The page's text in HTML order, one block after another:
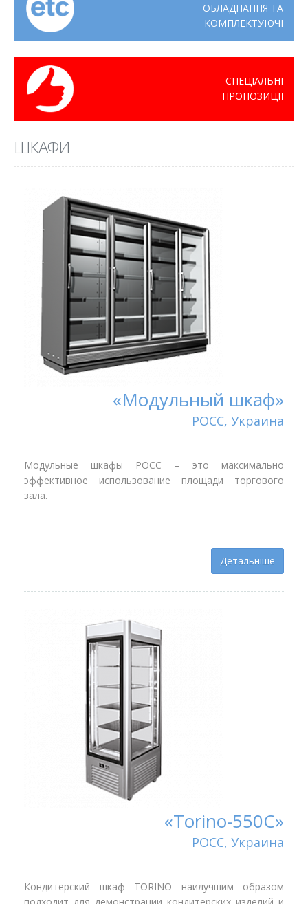
ОБЛАДНАННЯ ТА
КОМПЛЕКТУЮЧІ
СПЕЦІАЛЬНІ
ПРОПОЗИЦІЇ
ШКАФИ
«Модульный шкаф»
РОСС, Украина
Модульные шкафы РОСС – это максимально
эффективное использование площади торгового
зала.
Детальніше
«Torino-550С»
РОСС, Украина
Кондитерский шкаф TORINO наилучшим образом